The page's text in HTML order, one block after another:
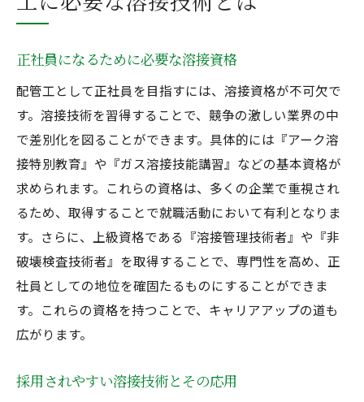
キャリアアップに必要な溶接技術の選択基
溶接技術が拓く配管工の未来
正社員になるために必要な溶接資格
配管工として正社員を目指すには、溶接資格が不可欠で
す。溶接技術を習得することで、競争の激しい業界の中
で差別化を図ることができます。具体的には『アーク溶
接特別教育』や『ガス溶接技能講習』などの基本資格が
求められます。これらの資格は、多くの企業で重視され
るため、取得することで就職活動において有利となりま
す。さらに、上級資格である『溶接管理技術者』や『非
破壊検査技術者』を取得することで、専門性を高め、正
社員としての地位を確固たるものにすることができま
す。これらの資格を持つことで、キャリアアップの道も
広がります。
採用されやすい溶接技術とその応用